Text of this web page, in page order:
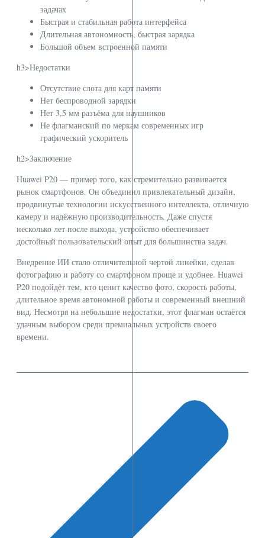
задачах
Быстрая и стабильная работа интерфейса
Длительная автономность, быстрая зарядка
Большой объем встроенной памяти
h3>Недостатки
Отсутствие слота для карт памяти
Нет беспроводной зарядки
Нет 3,5 мм разъёма для наушников
Не флагманский по меркам современных игр
графический ускоритель
h2>Заключение
Huawei P20 — пример того, как стремительно развивается
рынок смартфонов. Он объединил привлекательный дизайн,
продвинутые технологии искусственного интеллекта, отличную
камеру и надёжную производительность. Даже спустя
несколько лет после выхода, устройство обеспечивает
достойный пользовательский опыт для большинства задач.
Внедрение ИИ стало отличительной чертой линейки, сделав
фотографию и работу со смартфоном проще и удобнее. Huawei
P20 подойдёт тем, кто ценит качество фото, скорость работы,
длительное время автономной работы и современный внешний
вид. Несмотря на небольшие недостатки, этот флагман остаётся
удачным выбором среди премиальных устройств своего
времени.